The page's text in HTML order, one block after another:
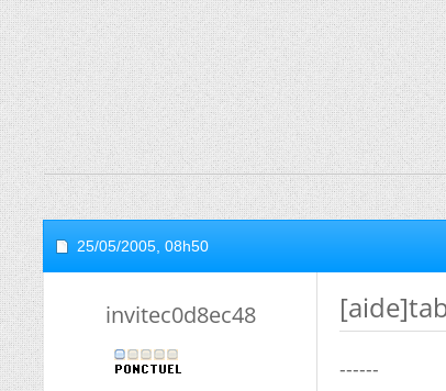
25/05/2005, 08h50
invitec0d8ec48
------